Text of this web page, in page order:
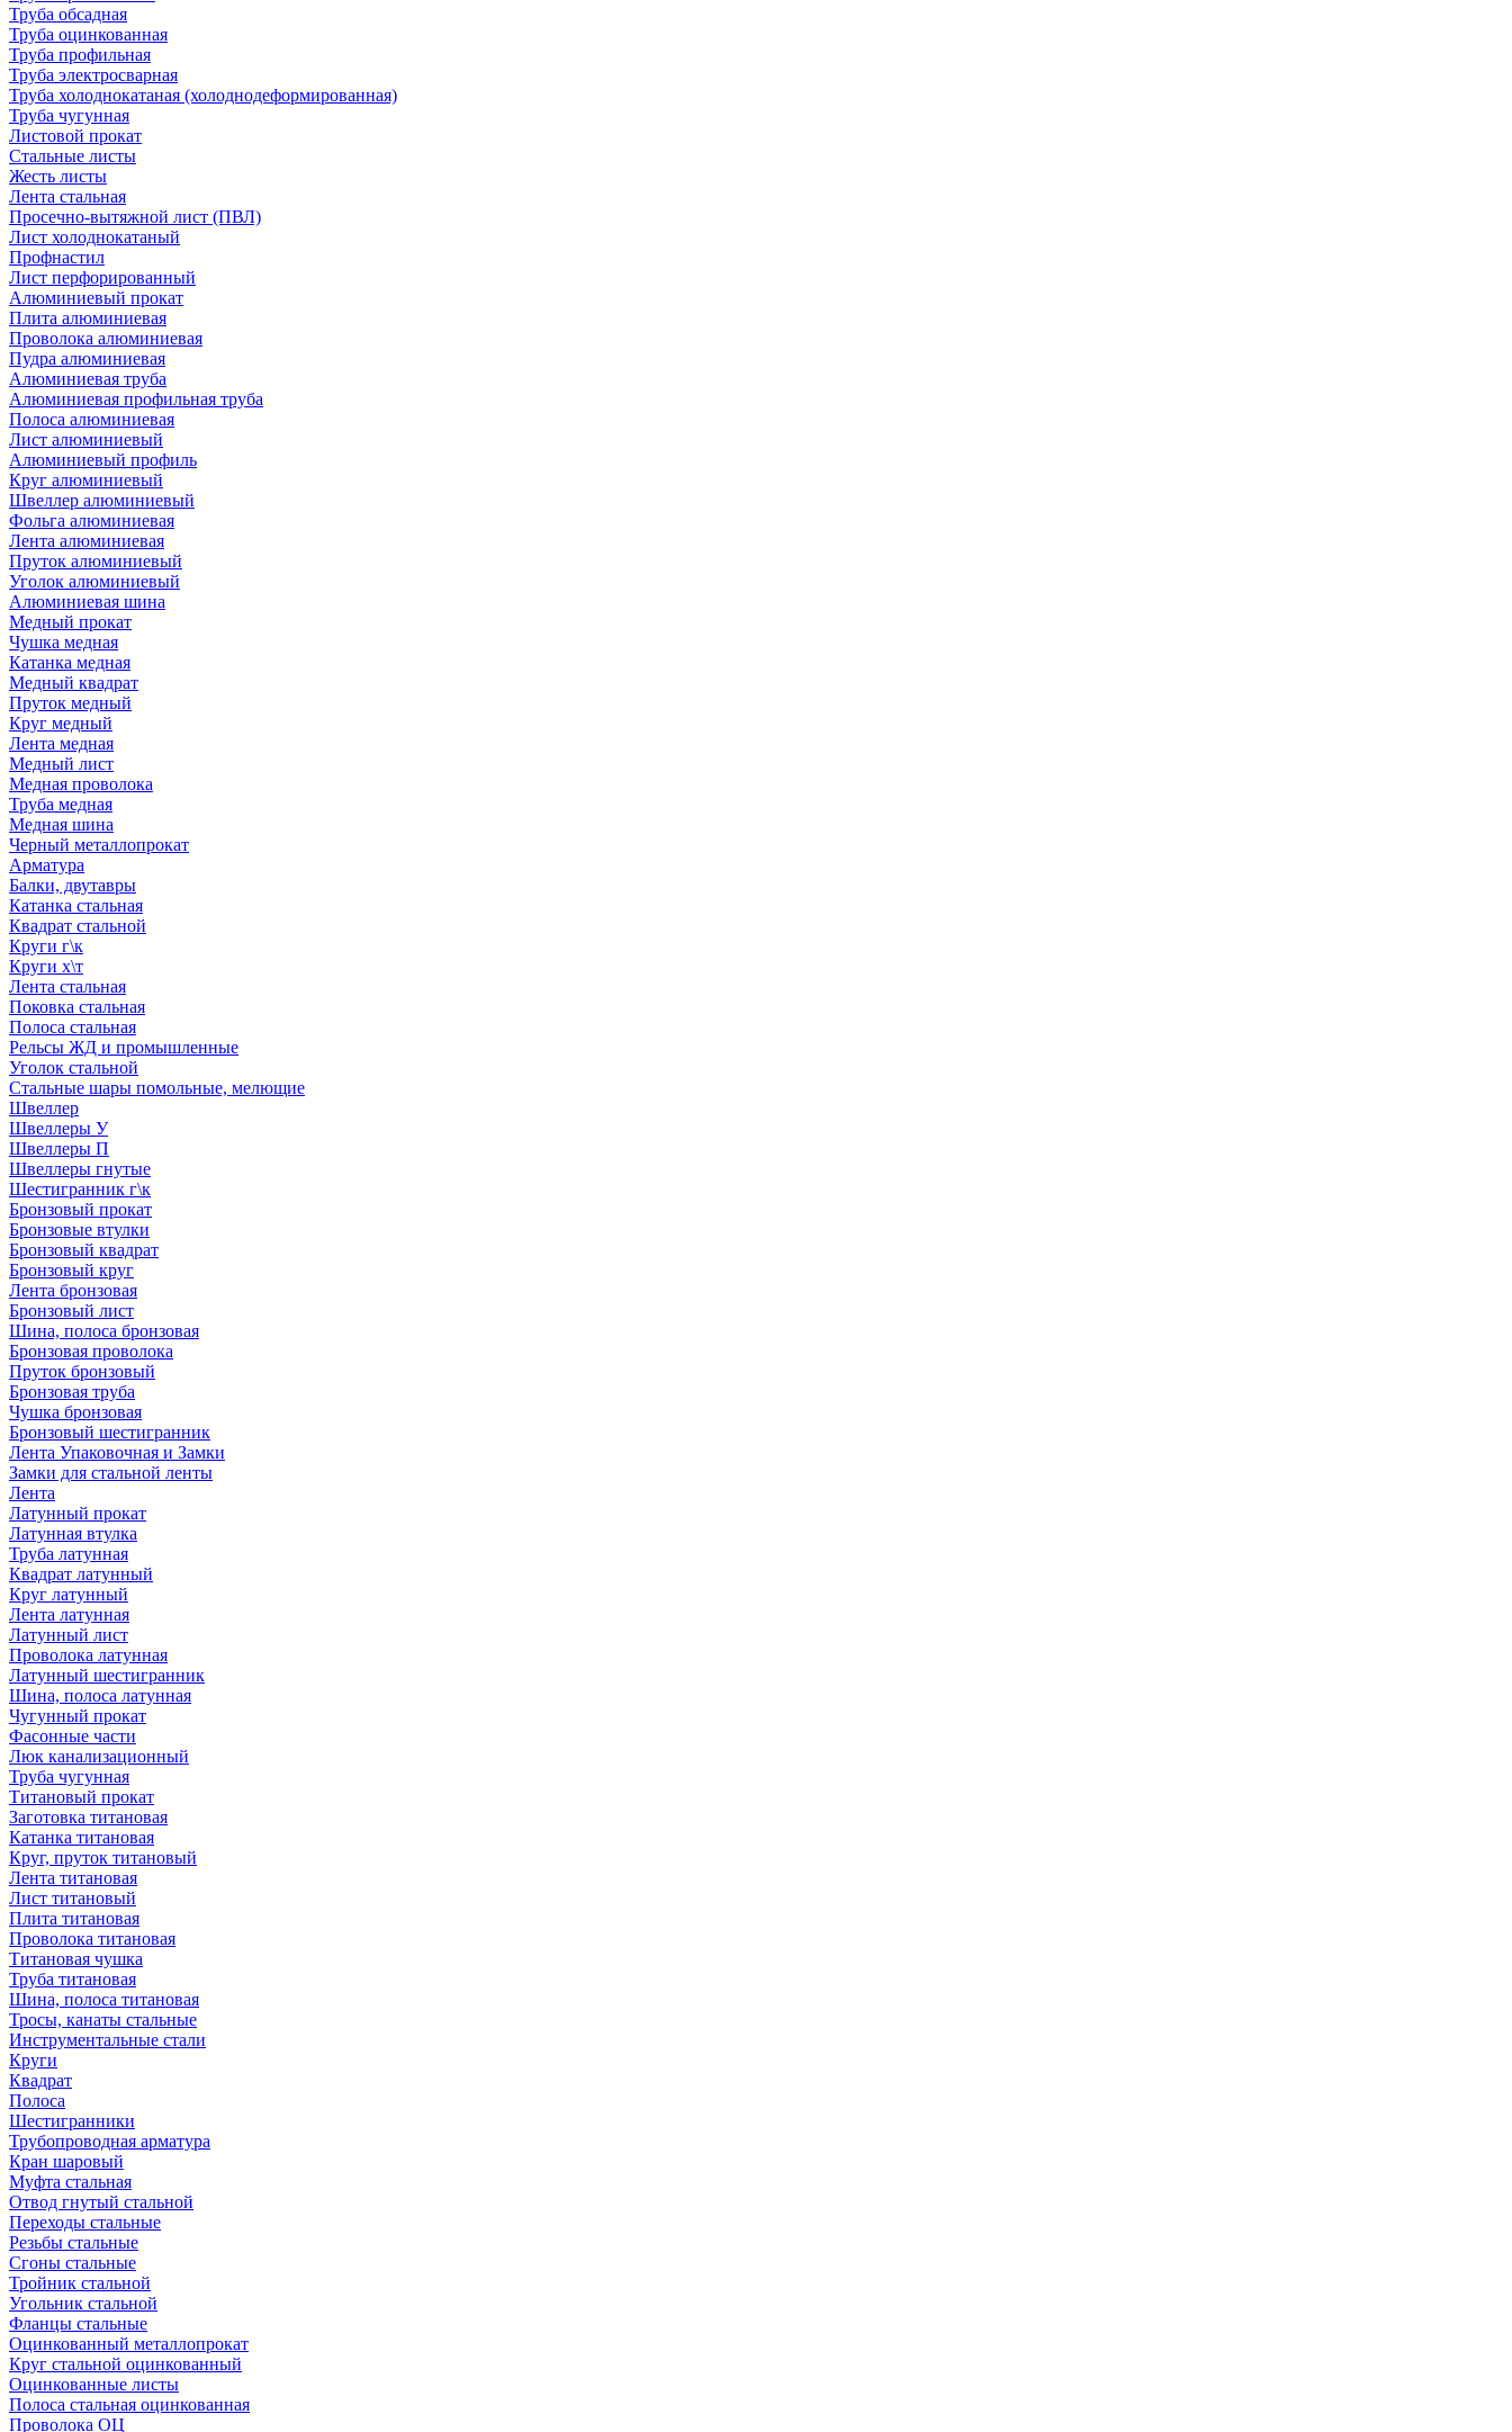
Труба обсадная
Труба оцинкованная
Труба профильная
Труба электросварная
Труба холоднокатаная (холоднодеформированная)
Труба чугунная
Листовой прокат
Стальные листы
Жесть листы
Лента стальная
Просечно-вытяжной лист (ПВЛ)
Лист холоднокатаный
Профнастил
Лист перфорированный
Алюминиевый прокат
Плита алюминиевая
Проволока алюминиевая
Пудра алюминиевая
Алюминиевая труба
Алюминиевая профильная труба
Полоса алюминиевая
Лист алюминиевый
Алюминиевый профиль
Круг алюминиевый
Швеллер алюминиевый
Фольга алюминиевая
Лента алюминиевая
Пруток алюминиевый
Уголок алюминиевый
Алюминиевая шина
Медный прокат
Чушка медная
Катанка медная
Медный квадрат
Пруток медный
Круг медный
Лента медная
Медный лист
Медная проволока
Труба медная
Медная шина
Черный металлопрокат
Арматура
Балки, двутавры
Катанка стальная
Квадрат стальной
Круги г\к
Круги х\т
Лента стальная
Поковка стальная
Полоса стальная
Рельсы ЖД и промышленные
Уголок стальной
Стальные шары помольные, мелющие
Швеллер
Швеллеры У
Швеллеры П
Швеллеры гнутые
Шестигранник г\к
Бронзовый прокат
Бронзовые втулки
Бронзовый квадрат
Бронзовый круг
Лента бронзовая
Бронзовый лист
Шина, полоса бронзовая
Бронзовая проволока
Пруток бронзовый
Бронзовая труба
Чушка бронзовая
Бронзовый шестигранник
Лента Упаковочная и Замки
Замки для стальной ленты
Лента
Латунный прокат
Латунная втулка
Труба латунная
Квадрат латунный
Круг латунный
Лента латунная
Латунный лист
Проволока латунная
Латунный шестигранник
Шина, полоса латунная
Чугунный прокат
Фасонные части
Люк канализационный
Труба чугунная
Титановый прокат
Заготовка титановая
Катанка титановая
Круг, пруток титановый
Лента титановая
Лист титановый
Плита титановая
Проволока титановая
Титановая чушка
Труба титановая
Шина, полоса титановая
Тросы, канаты стальные
Инструментальные стали
Круги
Квадрат
Полоса
Шестигранники
Трубопроводная арматура
Кран шаровый
Муфта стальная
Отвод гнутый стальной
Переходы стальные
Резьбы стальные
Сгоны стальные
Тройник стальной
Угольник стальной
Фланцы стальные
Оцинкованный металлопрокат
Круг стальной оцинкованный
Оцинкованные листы
Полоса стальная оцинкованная
Проволока ОЦ